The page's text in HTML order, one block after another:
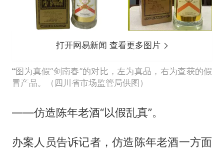
打开网易新闻 查看更多图片
图为真假“剑南春”的对比，左为真品，右为查获的假
冒产品。（四川省市场监管局供图）
——仿造陈年老酒“以假乱真”。
办案人员告诉记者，仿造陈年老酒一方面